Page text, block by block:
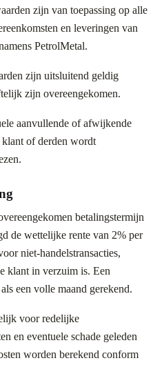
zijn van toepassing op alle
en leveringen van
PetrolMetal.
zijn uitsluitend geldig
zijn overeengekomen.
aanvullende of afwijkende
klant of derden wordt
betalingstermijn
de wettelijke rente van 2% per
niet-handelstransacties,
klant in verzuim is. Een
een volle maand gerekend.
voor redelijke
en eventuele schade geleden
worden berekend conform